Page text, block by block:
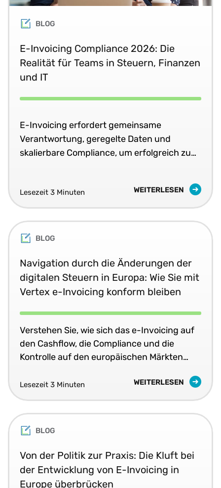
BLOG
E-Invoicing Compliance 2026: Die
Realität für Teams in Steuern, Finanzen
und IT
E-Invoicing erfordert gemeinsame
Verantwortung, geregelte Daten und
skalierbare Compliance, um erfolgreich zu
Lesezeit 3 Minuten WEITERLESEN
BLOG
Navigation durch die Änderungen der
digitalen Steuern in Europa: Wie Sie mit
Vertex e-Invoicing konform bleiben
Verstehen Sie, wie sich das e-Invoicing auf
den Cashflow, die Compliance und die
Kontrolle auf den europäischen Märkten
Lesezeit 3 Minuten WEITERLESEN
BLOG
Von der Politik zur Praxis: Die Kluft bei
der Entwicklung von E-Invoicing in
Europe überbrücken